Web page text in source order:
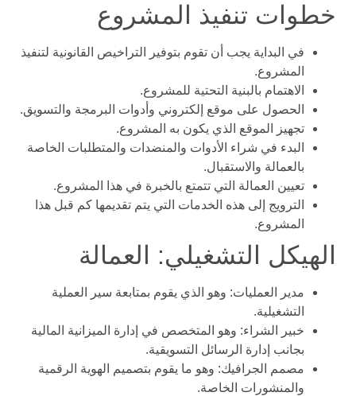
خطوات تنفيذ المشروع
في البداية يجب أن تقوم بتوفير التراخيص القانونية لتنفيذ
المشروع.
الاهتمام بالبنية التحتية للمشروع.
الحصول على موقع إلكتروني وأدوات البرمجة والتسويق.
تجهيز الموقع الذي يكون به المشروع.
البدء في شراء الأدوات والمنضدات والمتطلبات الخاصة
بالعمالة والاستقبال.
تعيين العمالة التي تتمتع بالخبرة في هذا المشروع.
الترويج إلى هذه الخدمات التي يتم تقديمها كم قبل هذا
المشروع.
الهيكل التشغيلي: العمالة
مدير العمليات: وهو الذي يقوم بمتابعة سير العملية
التشغيلية.
خبير الشراء: وهو المتخصص في إدارة الميزانية المالية
بجانب إدارة الرسائل التسويقية.
مصمم الجرافيك: وهو ما يقوم بتصميم الهوية الرقمية
والمنشورات الخاصة.